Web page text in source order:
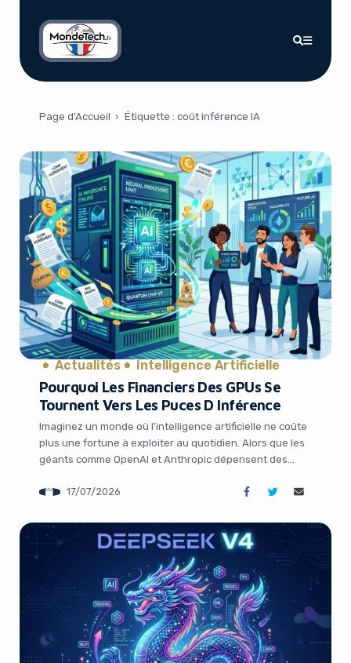
Page d’Accueil › Étiquette : coût inférence IA
Actualités Intelligence Artificielle
Pourquoi Les Financiers Des GPUs Se
Tournent Vers Les Puces D Inférence
Imaginez un monde où l’intelligence artificielle ne coûte
plus une fortune à exploiter au quotidien. Alors que les
géants comme OpenAI et Anthropic dépensent des
nouvelle vague d’acteurs mise sur des puces
C’est précisément ce qui se joue en ce moment […]
17/07/2026